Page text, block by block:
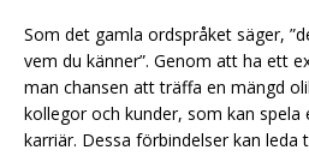
Som det gamla ordspråket säger,
vem du känner”. Genom att ha ett
man chansen att träffa en mängd
kollegor och kunder, som kan
karriär. Dessa förbindelser kan